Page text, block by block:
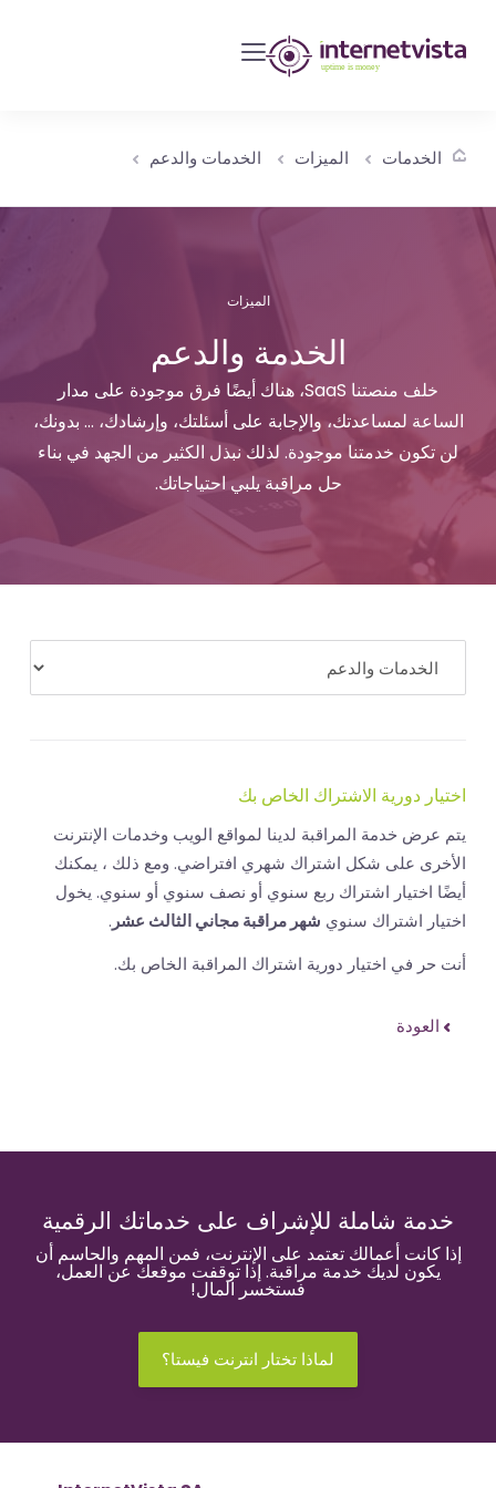
مراقبة
-
مراقبة
مواقع
طول
مدة
التشغيل
هو
المال
الخدمات الميزات الخدمات والدعم
الميزات
الخدمة والدعم
خلف منصتنا SaaS، هناك أيضًا فرق موجودة على مدار
الساعة لمساعدتك، والإجابة على أسئلتك، وإرشادك، ... بدونك،
لن تكون خدمتنا موجودة. لذلك نبذل الكثير من الجهد في بناء
حل مراقبة يلبي احتياجاتك.
اختيار دورية الاشتراك الخاص بك
يتم عرض خدمة المراقبة لدينا لمواقع الويب وخدمات الإنترنت
الأخرى على شكل اشتراك شهري افتراضي. ومع ذلك ، يمكنك
أيضًا اختيار اشتراك ربع سنوي أو نصف سنوي أو سنوي. يخول
اختيار اشتراك سنوي شهر مراقبة مجاني الثالث عشر .
أنت حر في اختيار دورية اشتراك المراقبة الخاص بك.
العودة
خدمة شاملة للإشراف على خدماتك الرقمية
إذا كانت أعمالك تعتمد على الإنترنت، فمن المهم والحاسم أن
يكون لديك خدمة مراقبة. إذا توقفت موقعك عن العمل،
فستخسر المال!
لماذا تختار انترنت فيستا؟